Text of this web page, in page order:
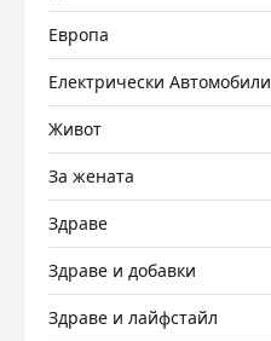
Европа
Електрически Автомобили
Живот
За жената
Здраве
Здраве и добавки
Здраве и лайфстайл